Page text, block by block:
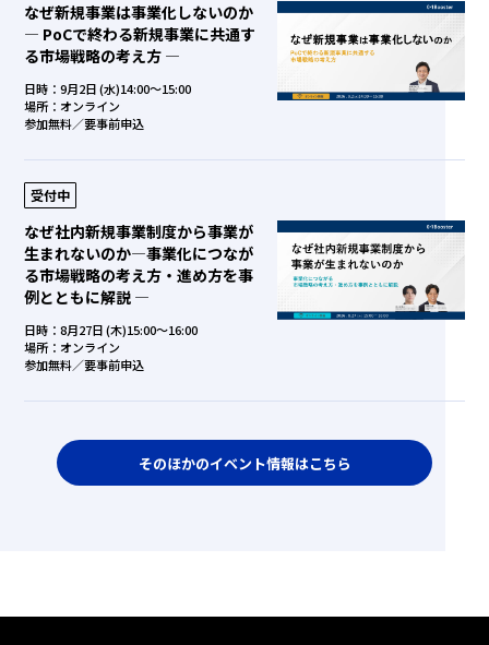
なぜ新規事業は事業化しないのか
― PoCで終わる新規事業に共通す
る市場戦略の考え方 ―
日時：9月2日 (水)14:00～15:00
場所：オンライン
参加無料／要事前申込
受付中
なぜ社内新規事業制度から事業が
生まれないのか―事業化につなが
る市場戦略の考え方・進め方を事
例とともに解説 ―
日時：8月27日 (木)15:00～16:00
場所：オンライン
参加無料／要事前申込
そのほかのイベント情報はこちら